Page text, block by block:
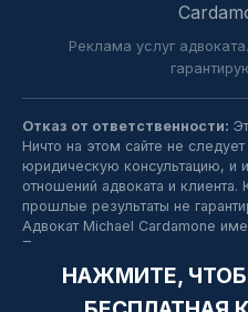
Реклама услуг
Отказ от ответственности:
Ничто на этом сайте не следует
юридическую консультацию, и
отношений адвоката и
прошлые результаты не
Адвокат Michael Cardamone
Пенсильвании.
НАЖМИТЕ,